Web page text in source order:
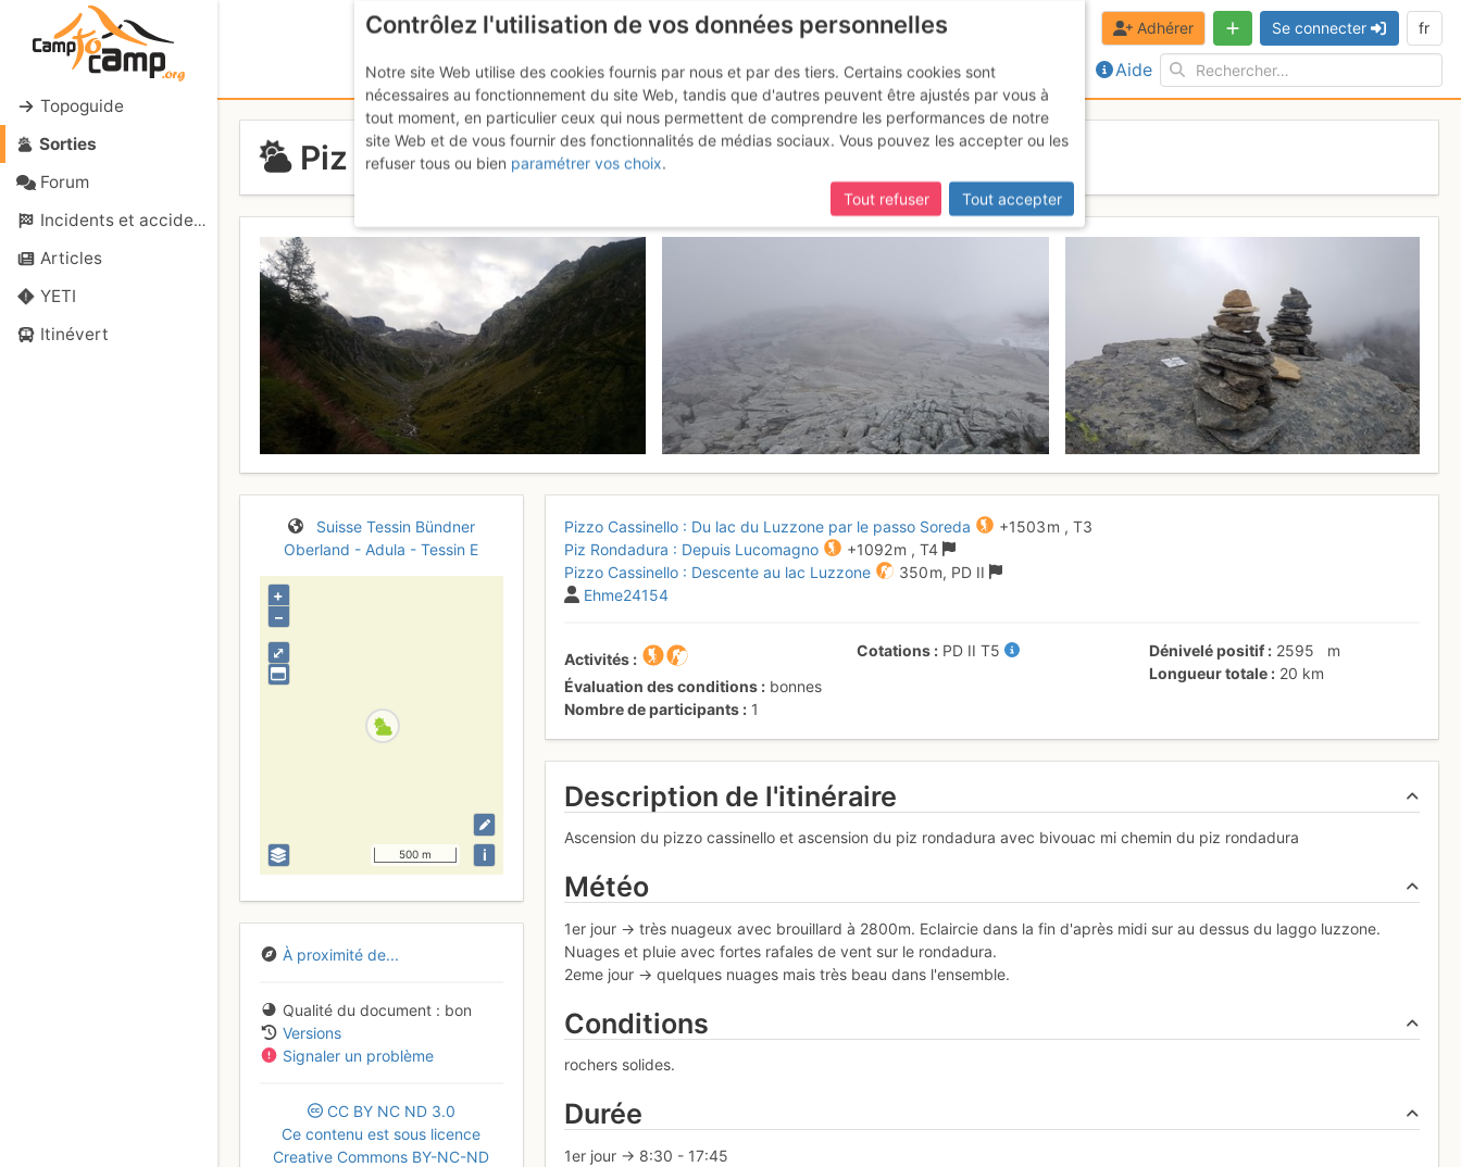
Topoguide
Sorties
Forum
Incidents et accidents
Articles
YETI
Itinévert
Aide
Adhérer Se connecter fr
Piz Rondadura : Depuis Lucomagno
Suisse Tessin Bündner
Oberland - Adula - Tessin E
⤢
+
–
500 m i
À proximité de...
Qualité du document
bon
Versions
Signaler un problème
CC BY NC ND 3.0
Ce contenu est sous licence
Creative Commons BY-NC-ND
Pizzo Cassinello : Du lac du Luzzone par le passo Soreda +1503 m ,T3
Piz Rondadura : Depuis Lucomagno
+1092 m ,T4
Pizzo Cassinello : Descente au lac Luzzone
350 m, PD II
Ehme24154
Activités
Évaluation des conditions
bonnes
Nombre de participants
1
Cotations PD IIT5 Dénivelé positif 2595
m
Longueur totale
20 km
Description de l'itinéraire
Ascension du pizzo cassinello et ascension du piz rondadura avec bivouac mi chemin du piz rondadura
Météo
1er jour -> très nuageux avec brouillard à 2800m. Eclaircie dans la fin d'après midi sur au dessus du laggo luzzone.
Nuages et pluie avec fortes rafales de vent sur le rondadura.
2eme jour -> quelques nuages mais très beau dans l'ensemble.
Conditions
rochers solides.
Durée
1er jour -> 8:30 - 17:45
Contrôlez l'utilisation de vos données personnelles
Notre site Web utilise des cookies fournis par nous et par des tiers. Certains cookies sont
nécessaires au fonctionnement du site Web, tandis que d'autres peuvent être ajustés par vous à
tout moment, en particulier ceux qui nous permettent de comprendre les performances de notre
site Web et de vous fournir des fonctionnalités de médias sociaux. Vous pouvez les accepter ou les
refuser tous ou bien paramétrer vos choix.
Tout refuser
Tout accepter